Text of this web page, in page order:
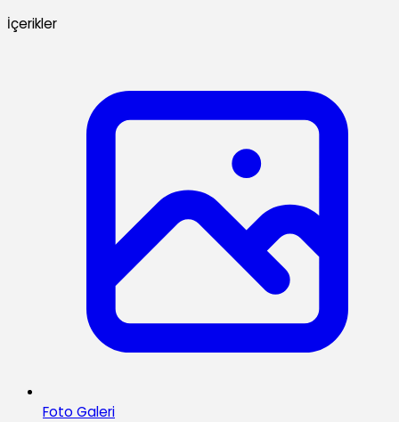
İçerikler
Foto Galeri